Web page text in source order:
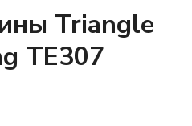
Triangle
TE307